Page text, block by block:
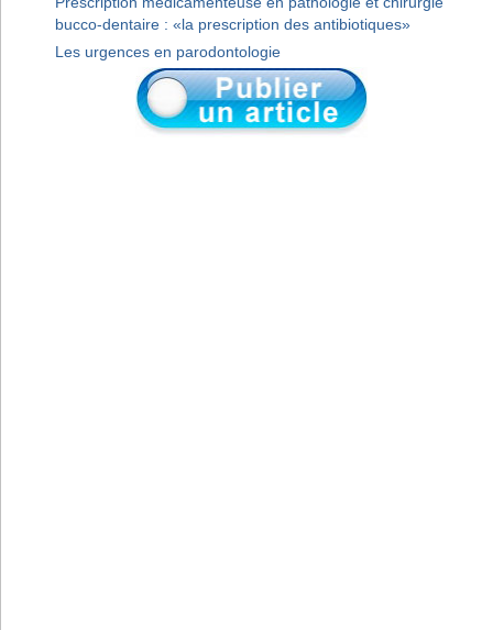
bucco-dentaire : «la prescription des antibiotiques»
Les urgences en parodontologie